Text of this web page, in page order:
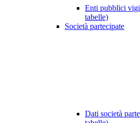
Enti pubblici
tabelle)
Società partecipate
Dati società